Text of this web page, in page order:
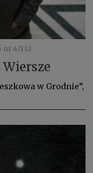
nr 4/132
Wiersze
w Grodnie”,